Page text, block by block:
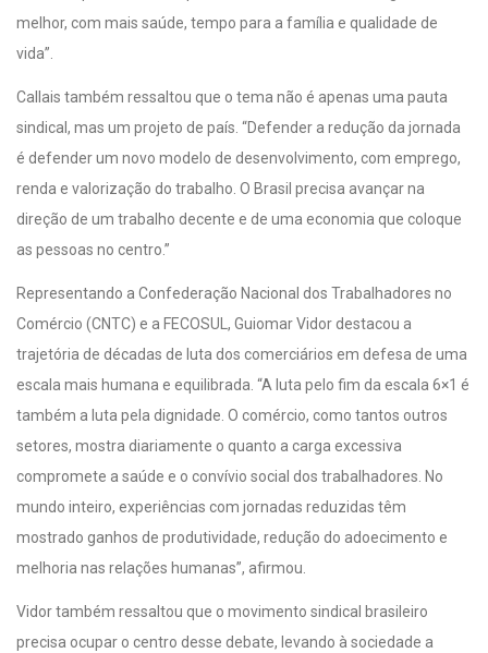
melhor, com mais saúde, tempo para a família e qualidade de
vida”.
Callais também ressaltou que o tema não é apenas uma pauta
sindical, mas um projeto de país. “Defender a redução da jornada
é defender um novo modelo de desenvolvimento, com emprego,
renda e valorização do trabalho. O Brasil precisa avançar na
direção de um trabalho decente e de uma economia que coloque
as pessoas no centro.”
Representando a Confederação Nacional dos Trabalhadores no
Comércio (CNTC) e a FECOSUL, Guiomar Vidor destacou a
trajetória de décadas de luta dos comerciários em defesa de uma
escala mais humana e equilibrada. “A luta pelo fim da escala 6×1 é
também a luta pela dignidade. O comércio, como tantos outros
setores, mostra diariamente o quanto a carga excessiva
compromete a saúde e o convívio social dos trabalhadores. No
mundo inteiro, experiências com jornadas reduzidas têm
mostrado ganhos de produtividade, redução do adoecimento e
melhoria nas relações humanas”, afirmou.
Vidor também ressaltou que o movimento sindical brasileiro
precisa ocupar o centro desse debate, levando à sociedade a